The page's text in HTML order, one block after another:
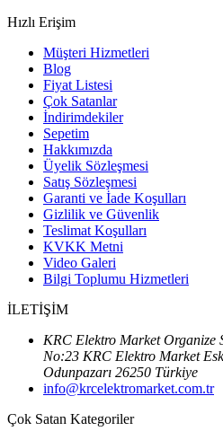
Hızlı Erişim
Müşteri Hizmetleri
Blog
Fiyat Listesi
Çok Satanlar
İndirimdekiler
Sepetim
Hakkımızda
Üyelik Sözleşmesi
Satış Sözleşmesi
Garanti ve İade Koşulları
Gizlilik ve Güvenlik
Teslimat Koşulları
KVKK Metni
Video Galeri
Bilgi Toplumu Hizmetleri
İLETİŞİM
KRC Elektro Market Organize
No:23 KRC Elektro Market
Odunpazarı 26250 Türkiye
info@krcelektromarket.com.tr
Çok Satan Kategoriler